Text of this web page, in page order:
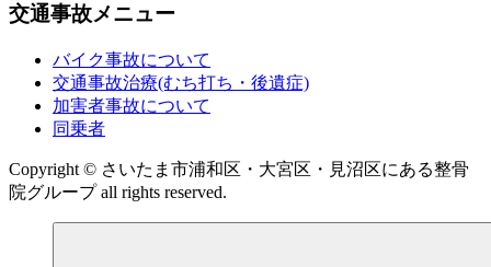
交通事故メニュー
バイク事故について
交通事故治療(むち打ち・後遺症)
加害者事故について
同乗者
Copyright © さいたま市浦和区・大宮区・見沼区にある整骨
院グループ all rights reserved.